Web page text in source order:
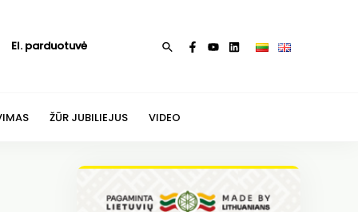
El. parduotuvė Paieška
ŽŪR JUBILIEJUS VIDEO